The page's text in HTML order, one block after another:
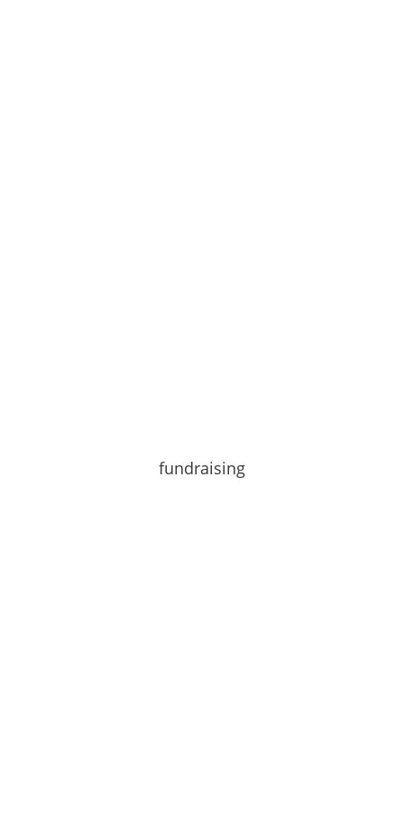
fundraising